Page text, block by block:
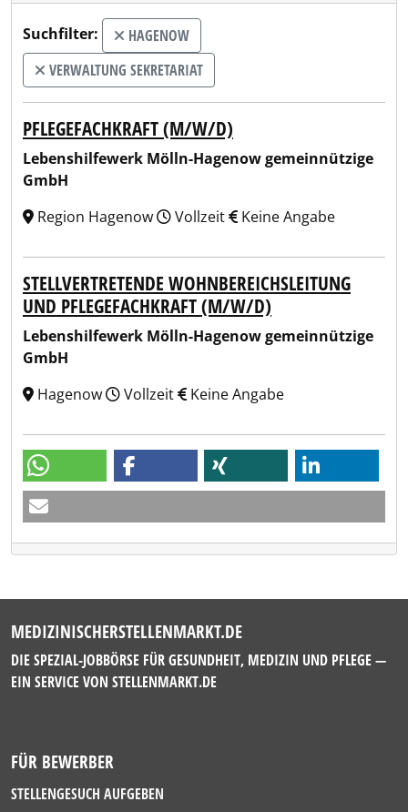
Suchfilter:
HAGENOW
VERWALTUNG SEKRETARIAT
PFLEGEFACHKRAFT (M/W/D)
Lebenshilfewerk Mölln-Hagenow gemeinnützige
GmbH
Region Hagenow
Vollzeit Keine Angabe
STELLVERTRETENDE WOHNBEREICHSLEITUNG
UND PFLEGEFACHKRAFT (M/W/D)
Lebenshilfewerk Mölln-Hagenow gemeinnützige
GmbH
Hagenow
Vollzeit Keine Angabe
MEDIZINISCHERSTELLENMARKT.DE
DIE SPEZIAL-JOBBÖRSE FÜR GESUNDHEIT, MEDIZIN UND PFLEGE —
EIN SERVICE VON STELLENMARKT.DE
FÜR BEWERBER
STELLENGESUCH AUFGEBEN